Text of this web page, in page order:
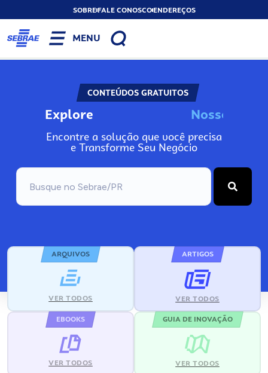
SOBREFALE CONOSCOENDEREÇOS
MENU
CONTEÚDOS GRATUITOS
Explore Noss
Encontre a solução que você precisa
e Transforme Seu Negócio
ARQUIVOS
VER TODOS
ARTIGOS
VER TODOS
EBOOKS
VER TODOS
GUIA DE INOVAÇÃO
VER TODOS